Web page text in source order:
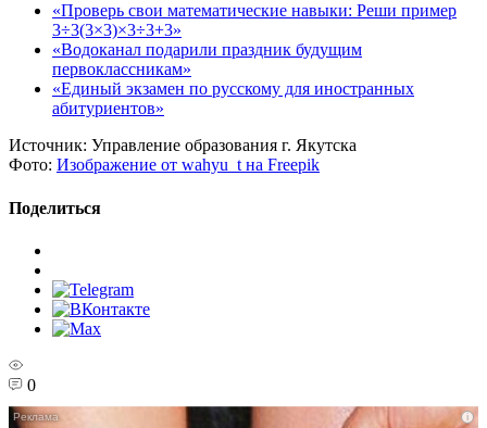
«Проверь свои математические навыки: Реши пример
3÷3(3×3)×3÷3+3»
«Водоканал подарили праздник будущим
первоклассникам»
«Единый экзамен по русскому для иностранных
абитуриентов»
Источник: Управление образования г. Якутска
Фото: Изображение от wahyu_t на Freepik
Поделиться
0
i